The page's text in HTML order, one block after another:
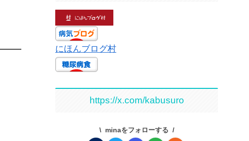
にほんブログ村
https://x.com/kabusuro
minaをフォローする